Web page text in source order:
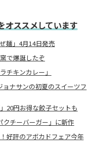
オススメしています
麺」4月14日発売
で爆誕したぞ
チキンカレー」
ナサンの初夏のスイーツフ
20円お得な餃子セットも
クチーバーガー」に新作
好評のアボカドフェア今年